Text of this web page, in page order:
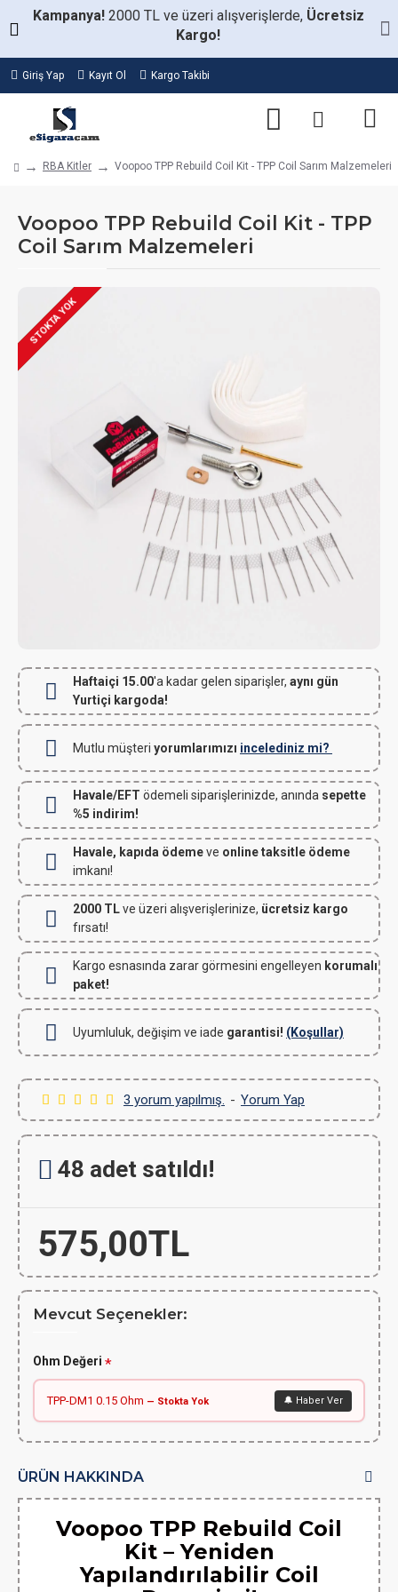
Kampanya! 2000 TL ve üzeri alışverişlerde, Ücretsiz
Kargo!
Giriş Yap Kayıt Ol Kargo Takibi
RBA Kitler Voopoo TPP Rebuild Coil Kit - TPP Coil Sarım Malzemeleri
Voopoo TPP Rebuild Coil Kit - TPP
Coil Sarım Malzemeleri
STOKTA VAR
STOKTA YOK
Haftaiçi 15.00'a kadar gelen siparişler, aynı gün
Yurtiçi kargoda!
Mutlu müşteri yorumlarımızı incelediniz mi?
Havale/EFT ödemeli siparişlerinizde, anında sepette
%5 indirim!
Havale, kapıda ödemeve online taksitle ödeme
imkanı!
2000 TLve üzeri alışverişlerinize, ücretsiz kargo
fırsatı!
Kargo esnasında zarar görmesini engelleyen korumalı
paket!
Uyumluluk, değişim ve iade garantisi! (Koşullar)
3 yorum yapılmış. - Yorum Yap
575,00TL
48 adet satıldı!
Mevcut Seçenekler:
Ohm Değeri
TPP-DM1 0.15 Ohm — Stokta Yok 🔔 Haber Ver
ÜRÜN HAKKINDA
Voopoo TPP Rebuild Coil
Kit – Yeniden
Yapılandırılabilir Coil